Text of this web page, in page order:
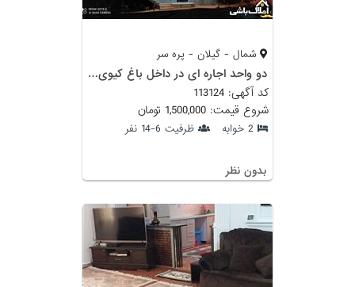
شمال - گیلان - پره سر
دو واحد اجاره ای در داخل باغ کیوی محیطی آرام و خلوت پره سر
کد آگهی: 113124
شروع قیمت: 1,500,000 تومان
2 خوابه ظرفیت 6-14 نفر
بدون نظر